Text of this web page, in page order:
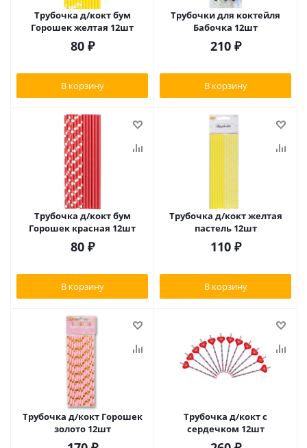
Трубочка д/кокт бум
Горошек желтая 12шт
80₽
В корзину
Трубочки для коктейля
Бабочка 12шт
210₽
В корзину
Трубочка д/кокт бум
Горошек красная 12шт
80₽
В корзину
Трубочка д/кокт желтая
пастель 12шт
110₽
В корзину
Трубочка д/кокт Горошек
золото 12шт
Трубочка д/кокт с
сердечком 12шт